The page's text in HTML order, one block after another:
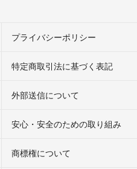
プライバシーポリシー
特定商取引法に基づく表記
外部送信について
安心・安全のための取り組み
商標権について